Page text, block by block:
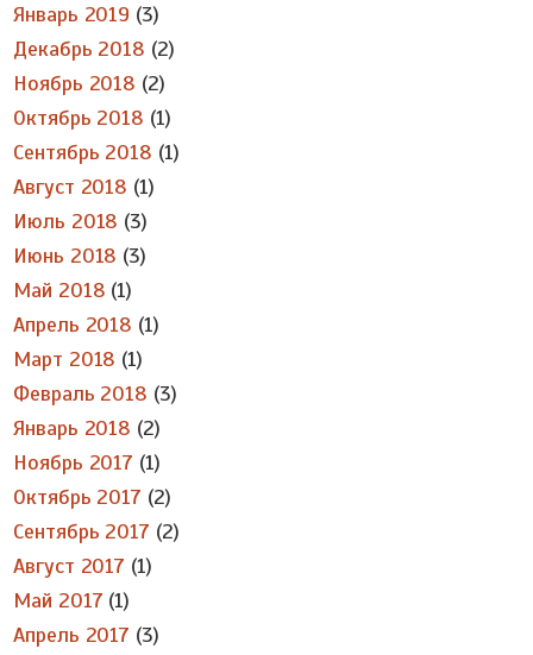
Январь 2019 (3)
Декабрь 2018 (2)
Ноябрь 2018 (2)
Октябрь 2018 (1)
Сентябрь 2018 (1)
Август 2018 (1)
Июль 2018 (3)
Июнь 2018 (3)
Май 2018 (1)
Апрель 2018 (1)
Март 2018 (1)
Февраль 2018 (3)
Январь 2018 (2)
Ноябрь 2017 (1)
Октябрь 2017 (2)
Сентябрь 2017 (2)
Август 2017 (1)
Май 2017 (1)
Апрель 2017 (3)